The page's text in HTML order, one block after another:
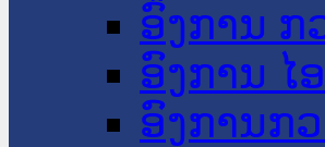
ອົງການ
ອົງການ
ອົງການກ